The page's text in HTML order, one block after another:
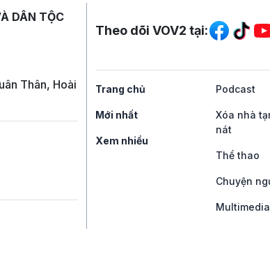
DÂN TỘC
Thân, Hoài
Mạng xã hội
Theo dõi VOV2 tại:
Trang chủ
Mới nhất
Xem nhiều
Podcast
Xóa nhà
nát
Thể thao
Chuyện
Multimedia